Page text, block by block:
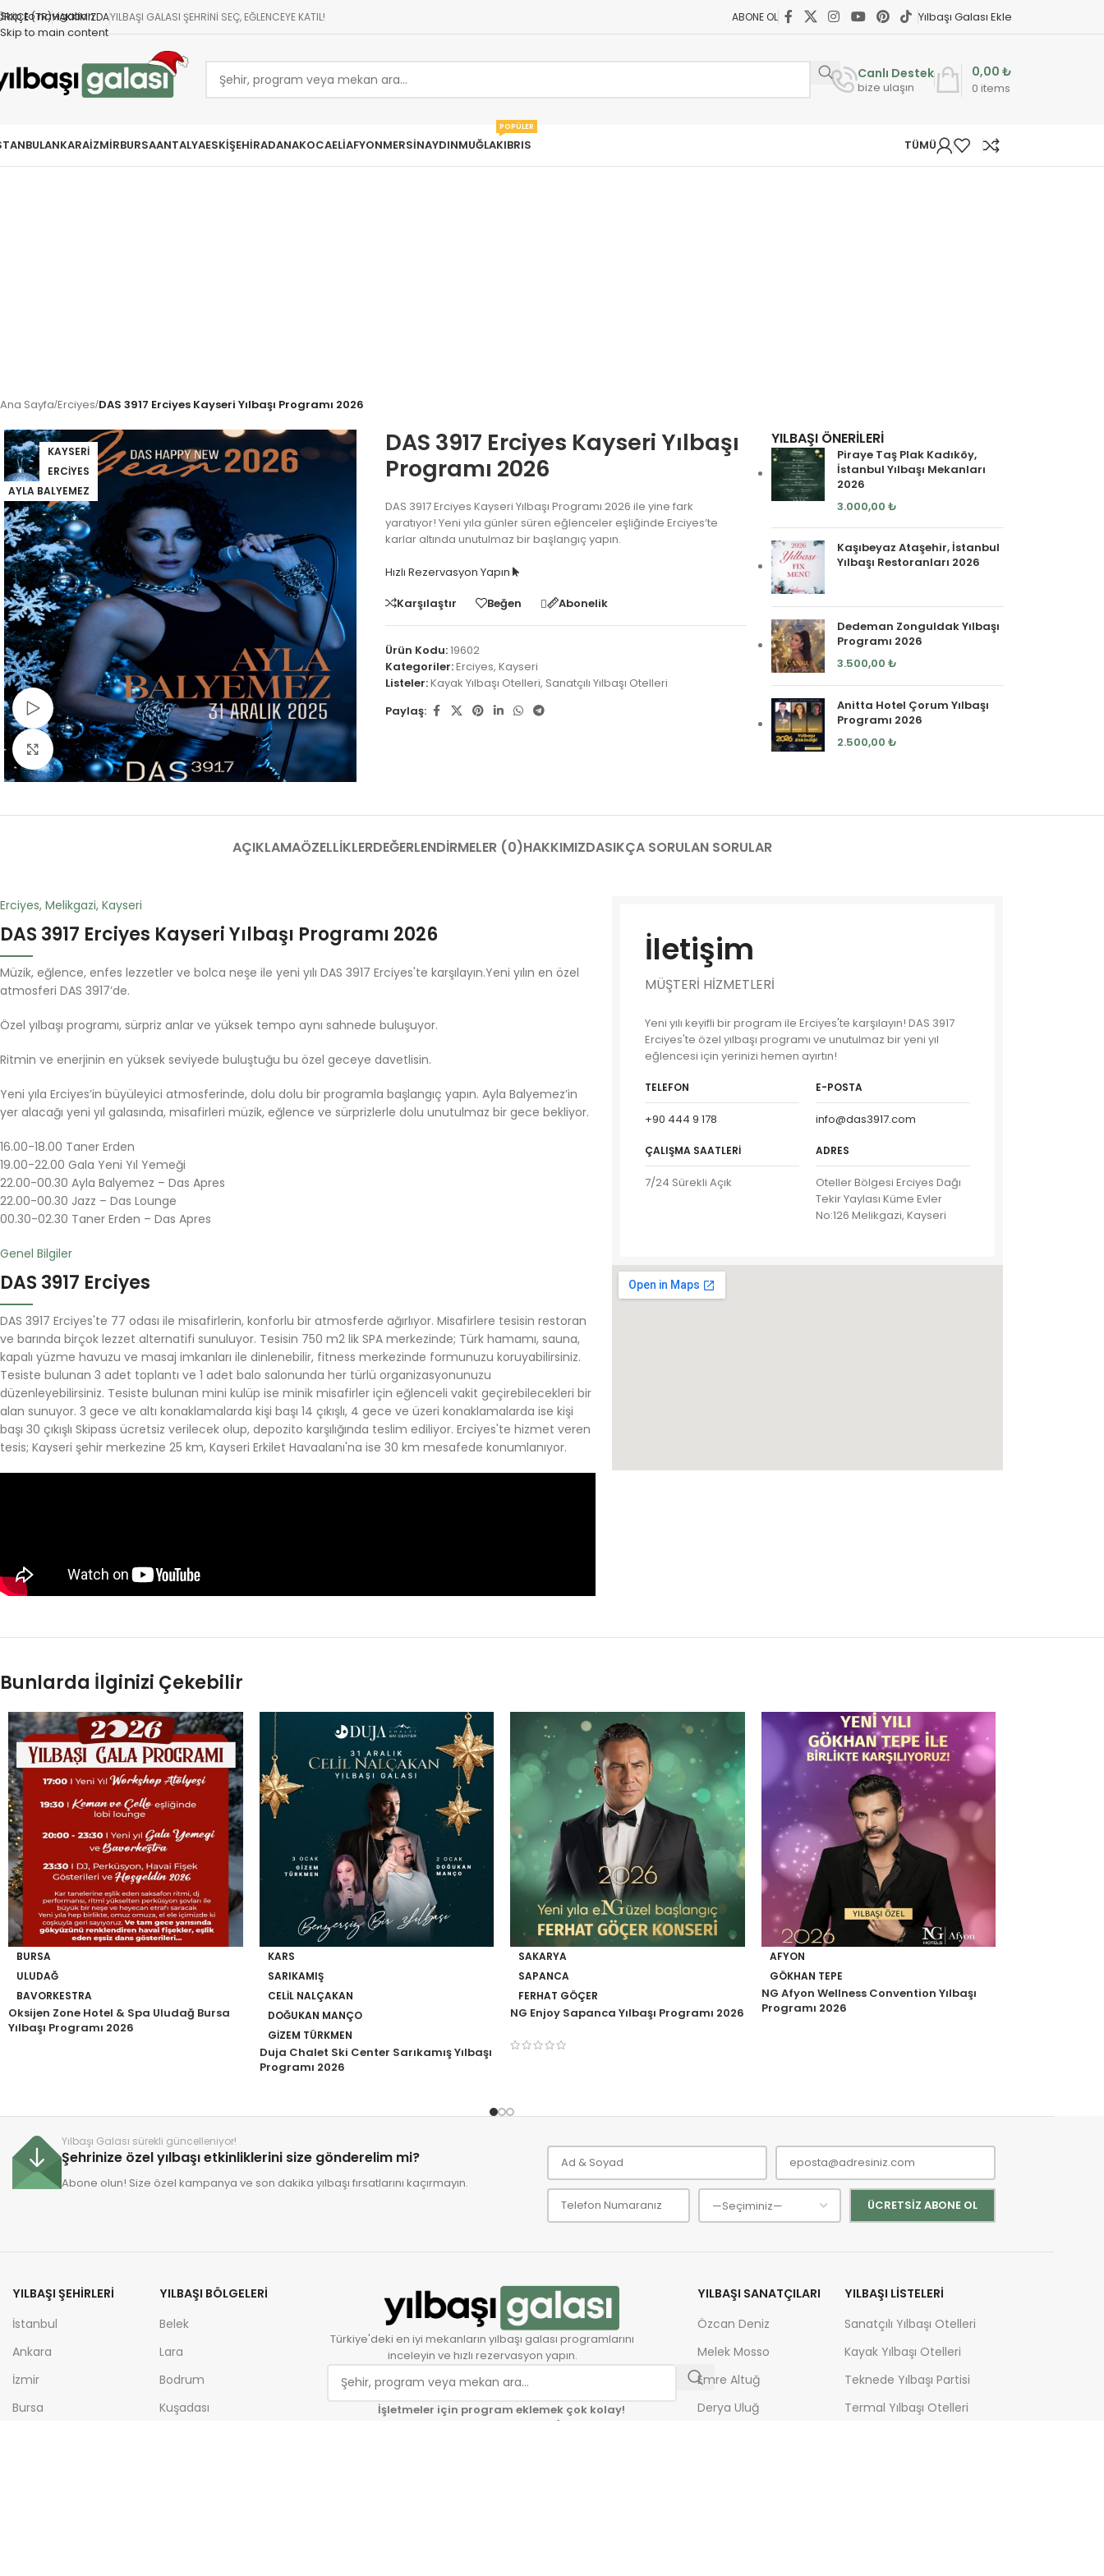
Skip to navigation
Skip to main content
(TR)HAKKIMIZDAYILBAŞI GALASI ŞEHRINI SEÇ, EĞLENCEYE KATIL! ABONE OL Yılbaşı Galası Ekle
Canlı Destek
bize ulaşın 0 items
0,00 ₺
ANKARAİZMIRBURSAANTALYAESKIŞEHIRADANAKOCAELIAFYONMERSINAYDINMUĞLAKIBRIS
POPÜLER
TÜMÜ
Ana Sayfa/Erciyes/DAS 3917 Erciyes Kayseri Yılbaşı Programı 2026
KAYSERI
ERCIYES
AYLA BALYEMEZ
Video İzle
Fotoğrafı Büyüt
DAS 3917 Erciyes Kayseri Yılbaşı
Programı 2026
DAS 3917 Erciyes Kayseri Yılbaşı Programı 2026 ile yine fark
yaratıyor! Yeni yıla günler süren eğlenceler eşliğinde Erciyes’te
karlar altında unutulmaz bir başlangıç yapın.
Hızlı Rezervasyon Yapın
Karşılaştır
Beğen Abonelik
Ürün Kodu:19602
Kategoriler:Erciyes, Kayseri
Listeler:Kayak Yılbaşı Otelleri, Sanatçılı Yılbaşı Otelleri
Paylaş:
YILBAŞI ÖNERILERI
Piraye Taş Plak Kadıköy,
İstanbul Yılbaşı Mekanları
2026
3.000,00 ₺
Kaşıbeyaz Ataşehir, İstanbul
Yılbaşı Restoranları 2026
Dedeman Zonguldak Yılbaşı
Programı 2026
3.500,00 ₺
Anitta Hotel Çorum Yılbaşı
Programı 2026
2.500,00 ₺
AÇIKLAMAÖZELLIKLERDEĞERLENDIRMELER (0)HAKKIMIZDASIKÇA SORULAN SORULAR
Erciyes, Melikgazi, Kayseri
DAS 3917 Erciyes Kayseri Yılbaşı Programı 2026
Müzik, eğlence, enfes lezzetler ve bolca neşe ile yeni yılı DAS 3917 Erciyes'te karşılayın.Yeni yılın en özel
atmosferi DAS 3917’de.
Özel yılbaşı programı, sürpriz anlar ve yüksek tempo aynı sahnede buluşuyor.
Ritmin ve enerjinin en yüksek seviyede buluştuğu bu özel geceye davetlisin.
Yeni yıla Erciyes’in büyüleyici atmosferinde, dolu dolu bir programla başlangıç yapın. Ayla Balyemez’in
yer alacağı yeni yıl galasında, misafirleri müzik, eğlence ve sürprizlerle dolu unutulmaz bir gece bekliyor.
16.00-18.00 Taner Erden
19.00-22.00 Gala Yeni Yıl Yemeği
22.00-00.30 Ayla Balyemez – Das Apres
22.00-00.30 Jazz – Das Lounge
00.30-02.30 Taner Erden – Das Apres
Genel Bilgiler
DAS 3917 Erciyes
DAS 3917 Erciyes'te 77 odası ile misafirlerin, konforlu bir atmosferde ağırlıyor. Misafirlere tesisin restoran
ve barında birçok lezzet alternatifi sunuluyor. Tesisin 750 m2 lik SPA merkezinde; Türk hamamı, sauna,
kapalı yüzme havuzu ve masaj imkanları ile dinlenebilir, fitness merkezinde formunuzu koruyabilirsiniz.
Tesiste bulunan 3 adet toplantı ve 1 adet balo salonunda her türlü organizasyonunuzu
düzenleyebilirsiniz. Tesiste bulunan mini kulüp ise minik misafirler için eğlenceli vakit geçirebilecekleri bir
alan sunuyor. 3 gece ve altı konaklamalarda kişi başı 14 çıkışlı, 4 gece ve üzeri konaklamalarda ise kişi
başı 30 çıkışlı Skipass ücretsiz verilecek olup, depozito karşılığında teslim ediliyor. Erciyes'te hizmet veren
tesis; Kayseri şehir merkezine 25 km, Kayseri Erkilet Havaalanı'na ise 30 km mesafede konumlanıyor.
İletişim
MÜŞTERI HIZMETLERI
Yeni yılı keyifli bir program ile Erciyes'te karşılayın! DAS 3917
Erciyes'te özel yılbaşı programı ve unutulmaz bir yeni yıl
eğlencesi için yerinizi hemen ayırtın!
TELEFON
+90 444 9 178
E-POSTA
info@das3917.com
ÇALIŞMA SAATLERI
7/24 Sürekli Açık
ADRES
Oteller Bölgesi Erciyes Dağı
Tekir Yaylası Küme Evler
No:126 Melikgazi, Kayseri
Bunlarda İlginizi Çekebilir
BURSA
ULUDAĞ
BAVORKESTRA
Oksijen Zone Hotel & Spa Uludağ Bursa
Yılbaşı Programı 2026
KARS
SARIKAMIŞ
CELIL NALÇAKAN
DOĞUKAN MANÇO
GIZEM TÜRKMEN
Duja Chalet Ski Center Sarıkamış Yılbaşı
Programı 2026
SAKARYA
SAPANCA
FERHAT GÖÇER
NG Enjoy Sapanca Yılbaşı Programı 2026
AFYON
GÖKHAN TEPE
NG Afyon Wellness Convention Yılbaşı
Programı 2026
Yılbaşı Galası sürekli güncelleniyor!
Şehrinize özel yılbaşı etkinliklerini size gönderelim mi?
Abone olun! Size özel kampanya ve son dakika yılbaşı fırsatlarını kaçırmayın.
YILBAŞI ŞEHIRLERI
İstanbul
Ankara
İzmir
Bursa
YILBAŞI BÖLGELERI
Belek
Lara
Bodrum
Kuşadası
Türkiye'deki en iyi mekanların yılbaşı galası programlarını
inceleyin ve hızlı rezervasyon yapın.
İşletmeler için program eklemek çok kolay!
YILBAŞI SANATÇILARI
Özcan Deniz
Melek Mosso
Emre Altuğ
Derya Uluğ
YILBAŞI LISTELERI
Sanatçılı Yılbaşı Otelleri
Kayak Yılbaşı Otelleri
Teknede Yılbaşı Partisi
Termal Yılbaşı Otelleri